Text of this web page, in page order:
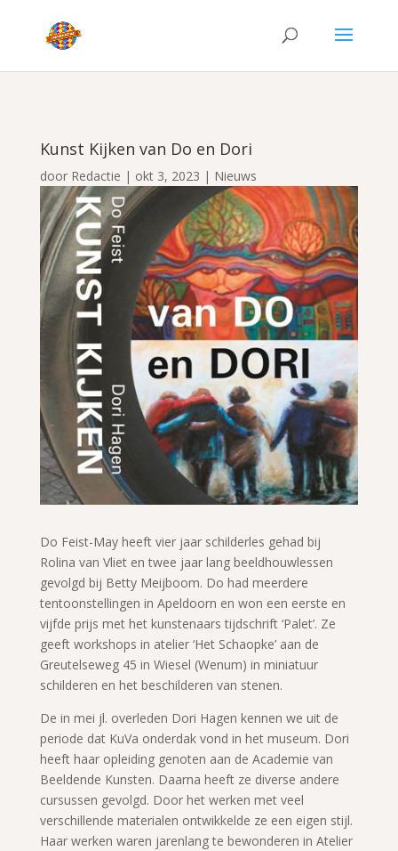
Kunst Kijken van Do en Dori
door Redactie | okt 3, 2023 | Nieuws
Do Feist-May heeft vier jaar schilderles gehad bij
Rolina van Vliet en twee jaar lang beeldhouwlessen
gevolgd bij Betty Meijboom. Do had meerdere
tentoonstellingen in Apeldoorn en won een eerste en
vijfde prijs met het kunstenaars tijdschrift ‘Palet’. Ze
geeft workshops in atelier ‘Het Schaopke’ aan de
Greutelseweg 45 in Wiesel (Wenum) in miniatuur
schilderen en het beschilderen van stenen.
De in mei jl. overleden Dori Hagen kennen we uit de
periode dat KuVa onderdak vond in het museum. Dori
heeft haar opleiding genoten aan de Academie van
Beeldende Kunsten. Daarna heeft ze diverse andere
cursussen gevolgd. Door het werken met veel
verschillende materialen ontwikkelde ze een eigen stijl.
Haar werken waren jarenlang te bewonderen in Atelier